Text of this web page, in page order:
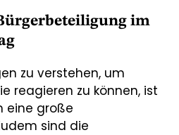
im
zu verstehen, um
reagieren zu können, ist
eine große
sind die